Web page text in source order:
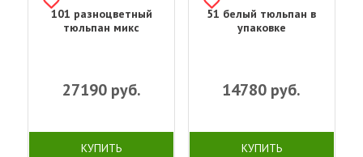
101 разноцветный
тюльпан микс
27190руб.
КУПИТЬ
51 белый тюльпан в
упаковке
14780 руб.
КУПИТЬ